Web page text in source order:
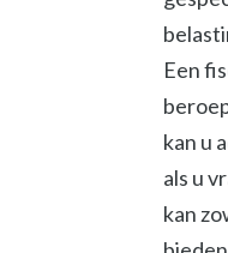
Een
kan u
als u
kan